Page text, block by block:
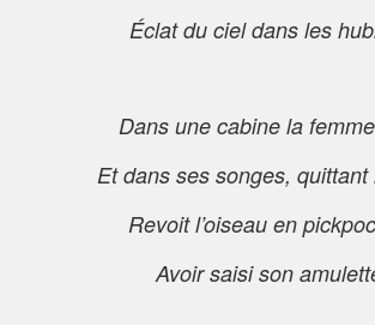
Éclat du ciel dans les
Dans une cabine la
Et dans ses songes, quittant
Revoit l’oiseau en
Avoir saisi son